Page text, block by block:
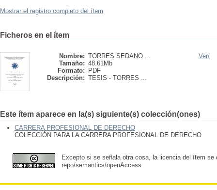
Mostrar el registro completo del ítem
Ficheros en el ítem
Nombre: TORRES SEDANO ...
Tamaño: 48.61Mb
Formato:
PDF
Descripción: TESIS - TORRES ...
Ver/
Este ítem aparece en la(s) siguiente(s) colección(ones)
CARRERA PROFESIONAL DE DERECHO
COLECCIÓN PARA LA CARRERA PROFESIONAL DE DERECHO
Excepto si se señala otra cosa, la licencia del ítem se
repo/semantics/openAccess